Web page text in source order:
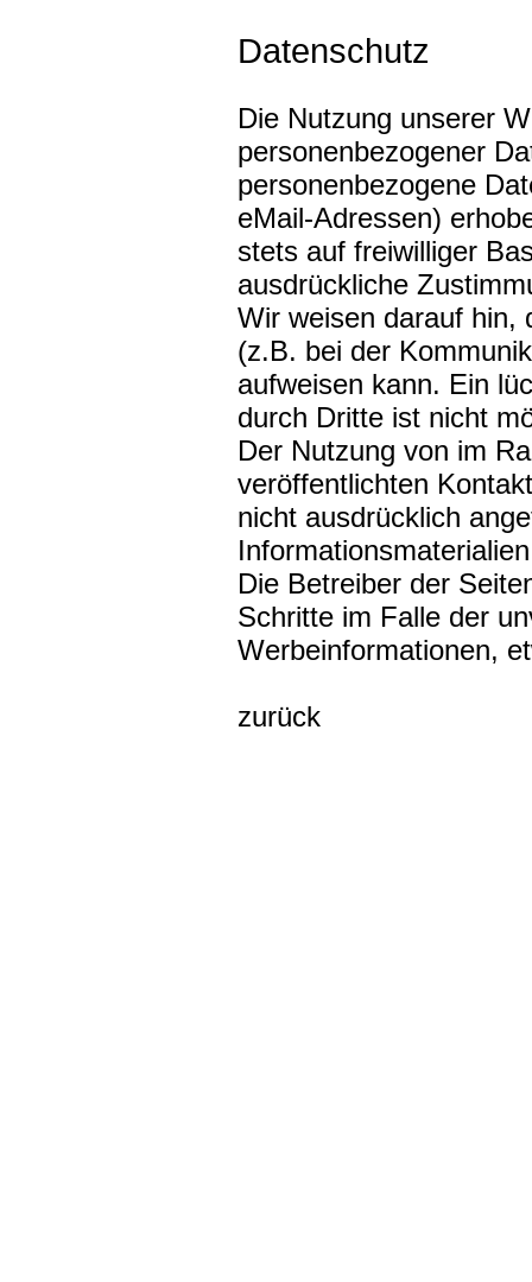
Datenschutz
Die Nutzung unserer
personenbezogener
personenbezogene
eMail-Adressen)
stets auf freiwilliger
ausdrückliche
Wir weisen darauf hin,
(z.B. bei der
aufweisen kann. Ein
durch Dritte ist nicht
Der Nutzung von im
veröffentlichten
nicht ausdrücklich
Die Betreiber der
Schritte im Falle der
Werbeinformationen,
zurück